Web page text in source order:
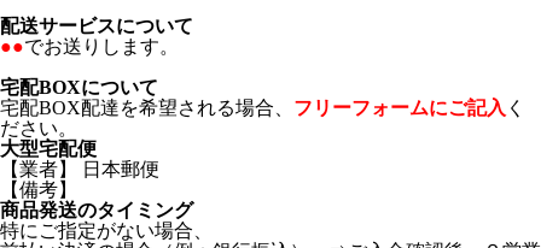
配送サービスについて
●●でお送りします。
宅配BOXについて
宅配BOX配達を希望される場合、 フリーフォームにご記入 く
ださい。
大型宅配便
【業者】 日本郵便
【備考】
商品発送のタイミング
特にご指定がない場合、